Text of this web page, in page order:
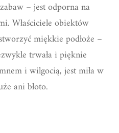
– jest odporna na
Właściciele obiektów
miękkie podłoże –
trwała i pięknie
i wilgocią, jest miła w
ani błoto.